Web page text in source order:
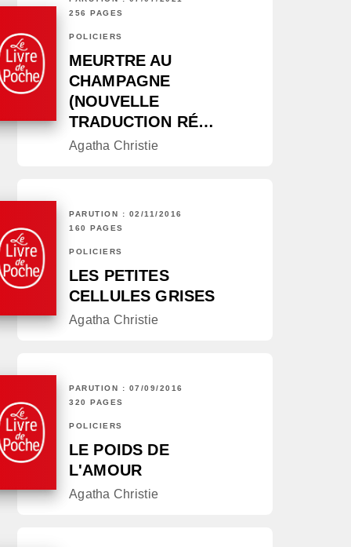
256 PAGES
POLICIERS
MEURTRE AU
CHAMPAGNE
(NOUVELLE
TRADUCTION RÉ…
Agatha Christie
PARUTION : 02/11/2016
160 PAGES
POLICIERS
LES PETITES
CELLULES GRISES
Agatha Christie
PARUTION : 07/09/2016
320 PAGES
POLICIERS
LE POIDS DE
L'AMOUR
Agatha Christie